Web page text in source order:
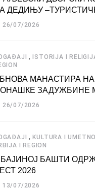
ДЕДИЊУ
26/07/2026
, ISTORIJA I
МАНАСТИРА
ЗАДУЖБИНЕ
26/07/2026
,KULTURA I
I REGION
БАЈИНОЈ БАШТИ
2026
13/07/2026